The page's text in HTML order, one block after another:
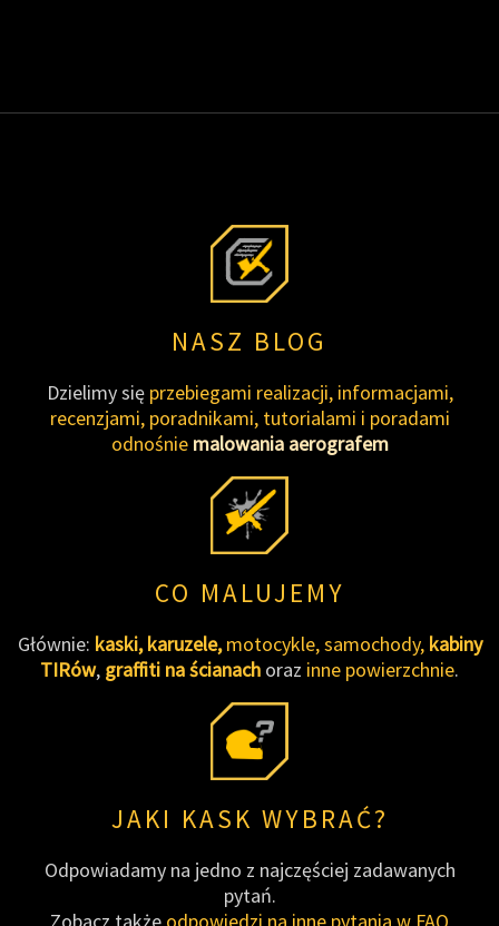
NASZ BLOG
Dzielimy się przebiegami realizacji, informacjami,
recenzjami, poradnikami, tutorialami i poradami
odnośnie malowania aerografem
CO MALUJEMY
Głównie: kaski, karuzele, motocykle, samochody, kabiny
TIRów, graffiti na ścianach oraz inne powierzchnie.
JAKI KASK WYBRAĆ?
Odpowiadamy na jedno z najczęściej zadawanych
pytań.
Zobacz także odpowiedzi na inne pytania w FAQ